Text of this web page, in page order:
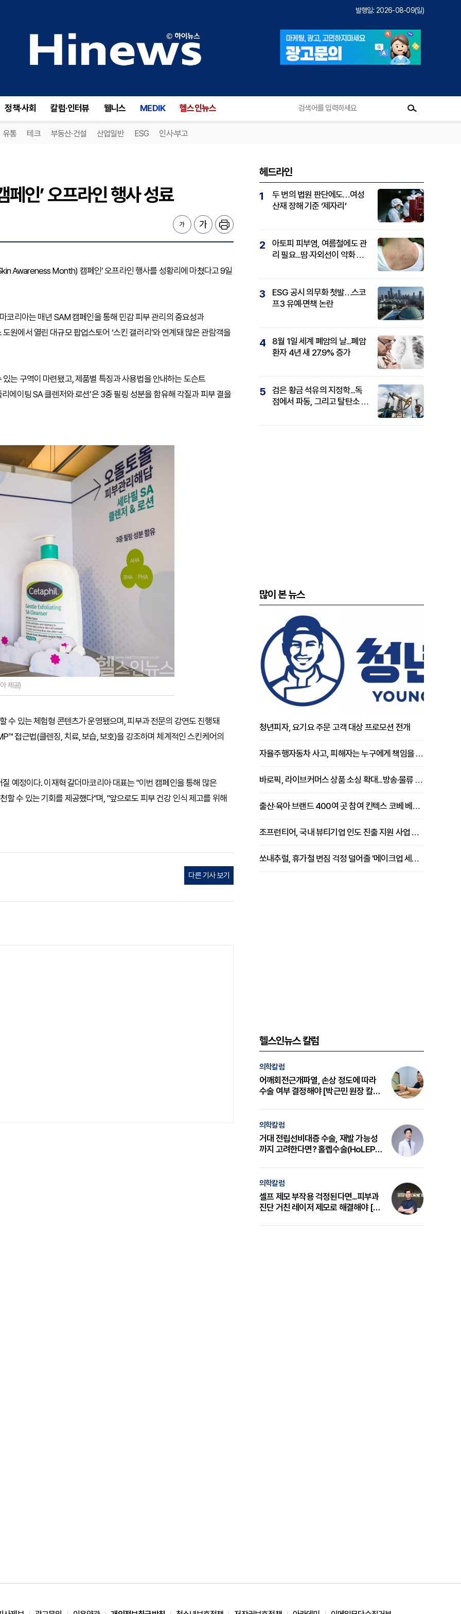
발행일: 2026-08-09(일)
정책·사회 칼럼·인터뷰 웰니스 MEDIK 헬스인뉴스
유통 테크 부동산·건설 산업일반 ESG 인사·부고
인’ 오프라인 행사 성료
Awareness Month) 캠페인’ 오프라인 행사를 성황리에 마쳤다고 9일
코리아는 매년 SAM 캠페인을 통해 민감 피부 관리의 중요성과
원에서 열린 대규모 팝업스토어 ‘스킨 갤러리’와 연계돼 많은 관람객을
는 구역이 마련됐고, 제품별 특징과 사용법을 안내하는 도슨트
에이팅 SA 클렌저와 로션’은 3중 필링 성분을 함유해 각질과 피부 결을
제공)
할 수 있는 체험형 콘텐츠가 운영됐으며, 피부과 전문의 강연도 진행돼
접근법(클렌징, 치료, 보습, 보호)을 강조하며 체계적인 스킨케어의
예정이다. 이재혁 갈더마코리아 대표는 "이번 캠페인을 통해 많은
수 있는 기회를 제공했다"며, "앞으로도 피부 건강 인식 제고를 위해
다른 기사 보기
헤드라인
1
두 번의 법원 판단에도…여성
산재 장해 기준 ‘제자리’
2
아토피 피부염, 여름철에도 관
리 필요...땀·자외선이 악화 요
3
ESG 공시 의무화 첫발…스코
프3 유예·면책 논란
4
8월 1일 세계 폐암의 날...폐암
환자 4년 새 27.9% 증가
5
검은 황금 석유의 지정학...독
점에서 파동, 그리고 탈탄소 패
많이 본 뉴스
청년피자, 요기요 주문 고객 대상 프로모션 전개
자율주행자동차 사고, 피해자는 누구에게 책임을 물을 수 있을까
바로픽, 라이브커머스 상품 소싱 확대...방송·물류 원스톱 지원 강화
출산·육아 브랜드 400여 곳 참여 킨텍스 코베 베이비페어 개막
조프런티어, 국내 뷰티기업 인도 진출 지원 사업 추진
쏘내추럴, 휴가철 번짐 걱정 덜어줄 '메이크업 세팅 멀티 매직 실러' 제안
헬스인뉴스 칼럼
의학칼럼
어깨회전근개파열, 손상 정도에 따라
수술 여부 결정해야 [박근민 원장 칼
의학칼럼
거대 전립선비대증 수술, 재발 가능성
까지 고려한다면? 홀렙수술(HoLEP)
의학칼럼
셀프 제모 부작용 걱정된다면...피부과
진단 거친 레이저 제모로 해결해야 [변